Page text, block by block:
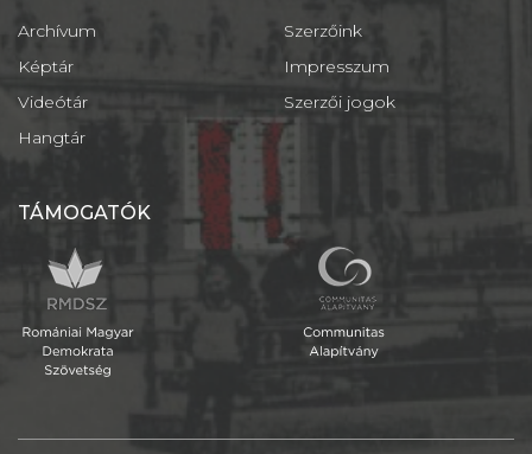
Archívum
Képtár
Videótár
Hangtár
Szerzőink
Impresszum
Szerzői jogok
TÁMOGATÓK